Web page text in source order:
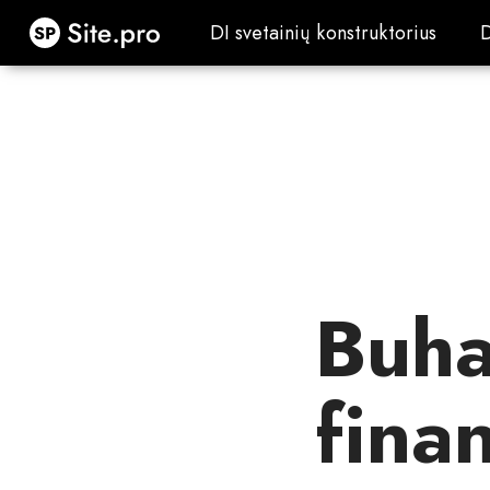
Site.pro DI svetainių konstruktorius
DI svetainių konstruktorius